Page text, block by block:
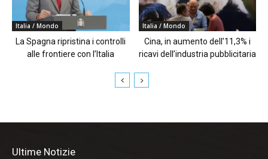
Italia / Mondo
La Spagna ripristina i controlli
alle frontiere con l’Italia
Italia / Mondo
Cina, in aumento dell’11,3% i
ricavi dell’industria pubblicitaria
Ultime Notizie